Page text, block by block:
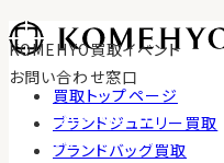
KOMEHYO買取イベント
お問い合わせ窓口
0120-100-617
受付時間 10:30〜18:00
買取トップページ
ブランドジュエリー買取
ブランドバッグ買取